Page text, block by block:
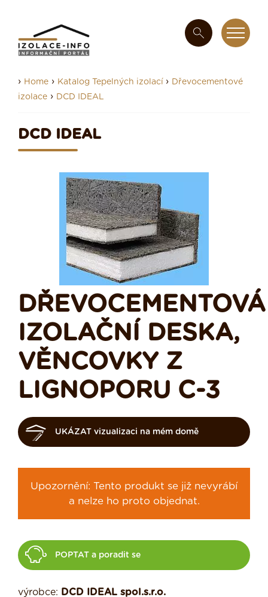
› Home › Katalog Tepelných izolací › Dřevocementové
izolace › DCD IDEAL
DCD IDEAL
DŘEVOCEMENTOVÁ
IZOLAČNÍ DESKA,
VĚNCOVKY Z
LIGNOPORU C-3
UKÁZAT vizualizaci na mém domě
Upozornění: Tento produkt se již nevyrábí
a nelze ho proto objednat.
POPTAT a poradit se
výrobce: DCD IDEAL spol.s.r.o.